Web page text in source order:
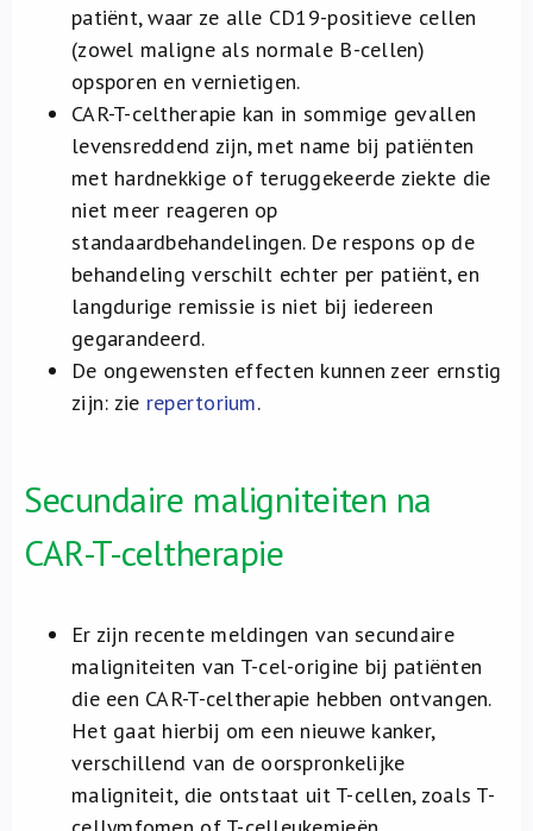
patiënt, waar ze alle CD19-positieve cellen
(zowel maligne als normale B-cellen)
opsporen en vernietigen.
CAR-T-celtherapie kan in sommige gevallen
levensreddend zijn, met name bij patiënten
met hardnekkige of teruggekeerde ziekte die
niet meer reageren op
standaardbehandelingen. De respons op de
behandeling verschilt echter per patiënt, en
langdurige remissie is niet bij iedereen
gegarandeerd.
De ongewensten effecten kunnen zeer ernstig
zijn: zie repertorium.
Secundaire maligniteiten na
CAR-T-celtherapie
Er zijn recente meldingen van secundaire
maligniteiten van T-cel-origine bij patiënten
die een CAR-T-celtherapie hebben ontvangen.
Het gaat hierbij om een nieuwe kanker,
verschillend van de oorspronkelijke
maligniteit, die ontstaat uit T-cellen, zoals T-